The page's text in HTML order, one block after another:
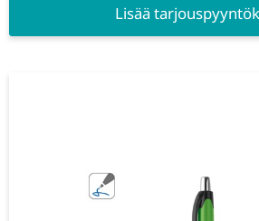
Lisää